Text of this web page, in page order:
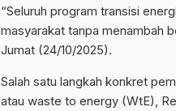
“Seluruh program transisi
masyarakat tanpa menambah
Jumat (24/10/2025).
Salah satu langkah konkret
atau waste to energy (WtE),